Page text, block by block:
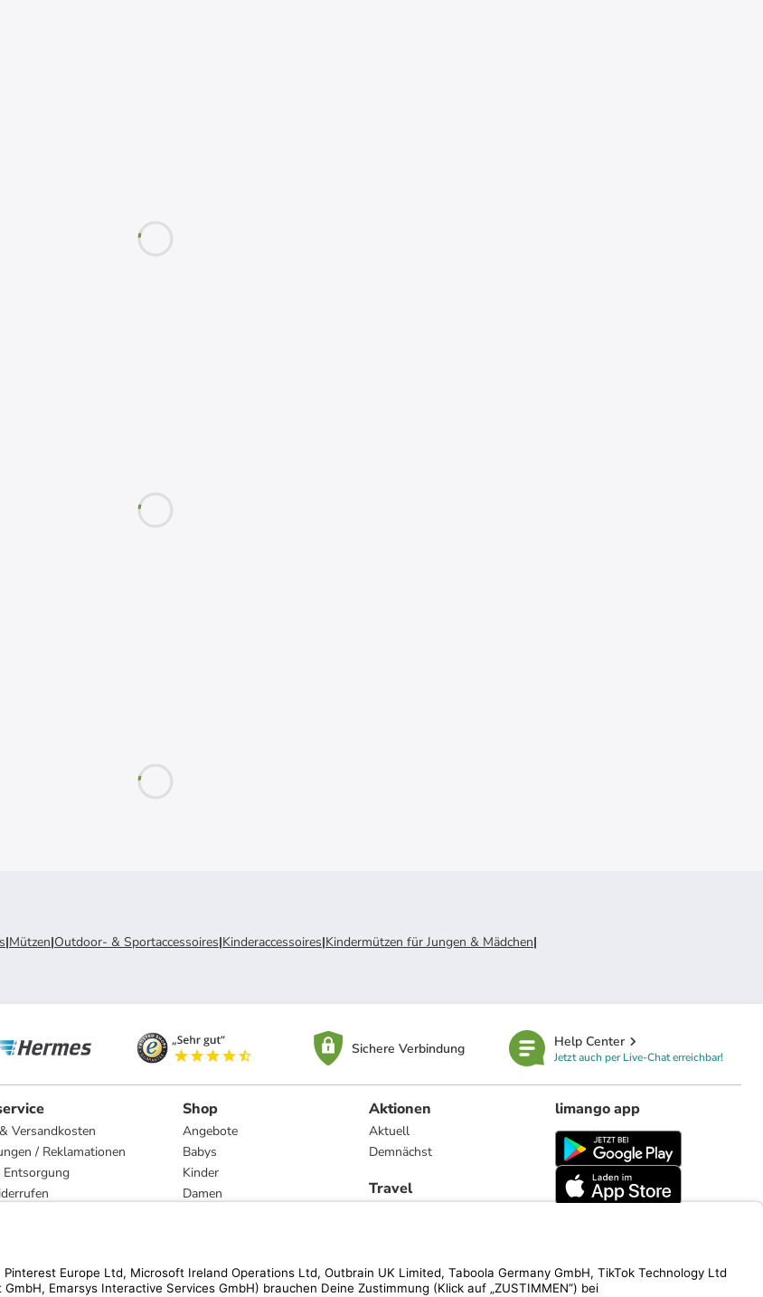
|Mützen|Outdoor- & Sportaccessoires|Kinderaccessoires|Kindermützen für Jungen & Mädchen|
Sichere Verbindung Help Center
Jetzt auch per Live-Chat erreichbar!
Versandkosten
/ Reklamationen
Shop
Angebote
Babys
Kinder
Damen
Marken
Aktionen
Aktuell
Demnächst
Travel
limango app